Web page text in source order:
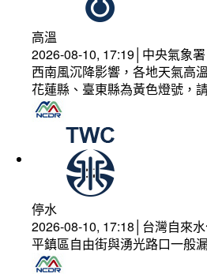
高溫
2026-08-10, 17:19│中央氣象署
西南風沉降影響，各地天氣高
花蓮縣、臺東縣為黃色燈號，
停水
2026-08-10, 17:18│台灣自來
平鎮區自由街與湧光路口一般